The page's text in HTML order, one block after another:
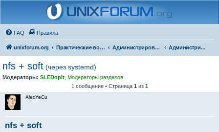
FAQ Правила
unixforum.org Практические вопросы Администрирование Администрирование для начинающих
nfs + soft (через systemd)
Модераторы: SLEDopit Модераторы разделов
1 сообщение • Страница 1 из 1
AlexYeCu
nfs + soft